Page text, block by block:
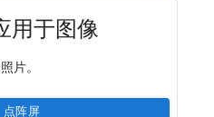
用于图像
片。
点阵屏